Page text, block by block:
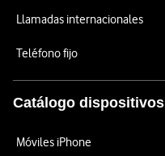
Llamadas internacionales
Teléfono fijo
Catálogo dispositivos
Móviles iPhone